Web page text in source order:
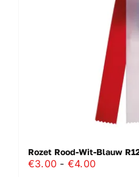
Rozet Rood-Wit-Blauw
€3.00 - €4.00